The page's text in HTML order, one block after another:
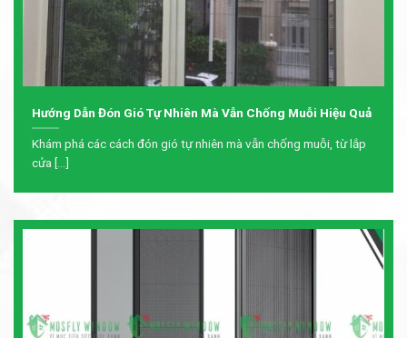
Hướng Dẫn Đón Gió Tự Nhiên Mà Vẫn Chống Muỗi Hiệu Quả
Khám phá các cách đón gió tự nhiên mà vẫn chống muỗi, từ lắp
cửa [...]